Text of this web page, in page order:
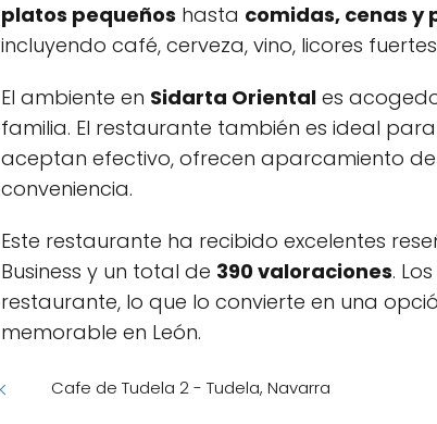
platos pequeños hasta comidas, cenas y
incluyendo café, cerveza, vino, licores
El ambiente en Sidarta Oriental es
familia. El restaurante también es ideal para
aceptan efectivo, ofrecen aparcamiento
conveniencia.
Este restaurante ha recibido excelentes
Business y un total de 390 valoraciones.
restaurante, lo que lo convierte en una
memorable en León.
Cafe de Tudela 2 - Tudela, Navarra